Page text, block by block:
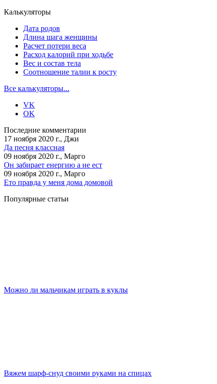
Калькуляторы
Дата родов
Длина шага женщины
Расчет потери веса
Расход калорий при ходьбе
Вес и состав тела
Соотношение талии к росту
Все калькуляторы...
VK
OK
Последние комментарии
17 ноября 2020 г., Джи
Да песня классная
09 ноября 2020 г., Марго
Он забирает енергию а не ест
09 ноября 2020 г., Марго
Ето правда у меня дома домовой
Популярные статьи
Можно ли мальчикам играть в куклы
Вяжем шарф-снуд своими руками на спицах